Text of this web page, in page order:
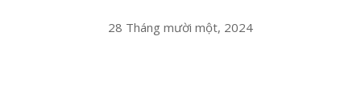
28 Tháng mười một, 2024